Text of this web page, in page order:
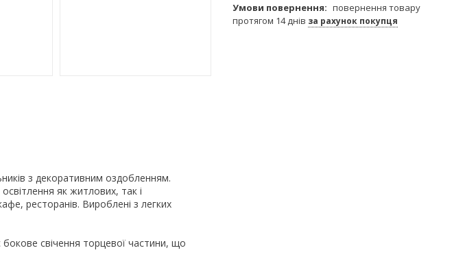
з декоративним оздобленням.
освітлення як житлових, так і
ресторанів. Вироблені з легких
свічення торцевої частини, що
повернення товару
протягом 14 днів за рахунок покупця